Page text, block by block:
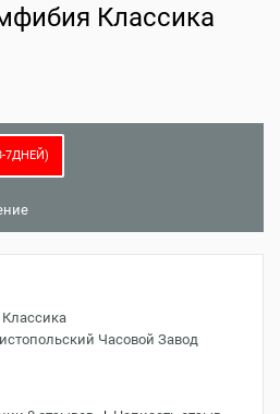
Классика
7ДНЕЙ)
Часовой Завод